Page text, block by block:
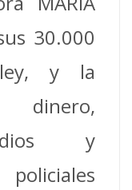
30.000
ley, y la
y